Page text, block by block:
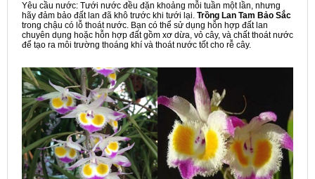
Yêu cầu nước: Tưới nước đều đặn khoảng mỗi tuần một lần, nhưng
hãy đảm bảo đất lan đã khô trước khi tưới lại. Trồng Lan Tam Bảo Sắc
trong chậu có lỗ thoát nước. Bạn có thể sử dụng hỗn hợp đất lan
chuyên dụng hoặc hỗn hợp đất gồm xơ dừa, vỏ cây, và chất thoát nước
để tạo ra môi trường thoáng khí và thoát nước tốt cho rễ cây.